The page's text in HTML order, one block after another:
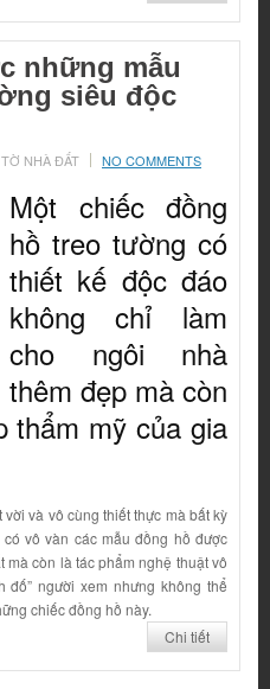
những mẫu
siêu độc
NHÀ ĐẤT NO COMMENTS
Một chiếc đồng
hồ treo tường có
thiết kế độc đáo
không chỉ làm
cho ngôi nhà
thêm đẹp mà còn
thẩm mỹ của gia
và vô cùng thiết thực mà bất kỳ
vô vàn các mẫu đồng hồ được
còn là tác phẩm nghệ thuật vô
người xem nhưng không thể
chiếc đồng hồ này.
Chi tiết